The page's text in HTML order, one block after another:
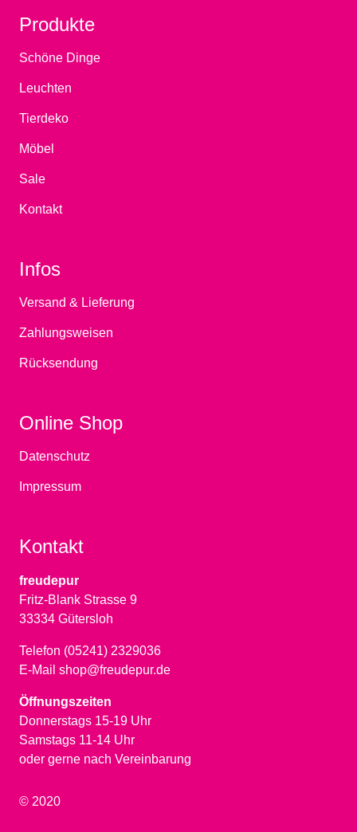
Produkte
Schöne Dinge
Leuchten
Tierdeko
Möbel
Sale
Kontakt
Infos
Versand & Lieferung
Zahlungsweisen
Rücksendung
Online Shop
Datenschutz
Impressum
Kontakt
freudepur
Fritz-Blank Strasse 9
33334 Gütersloh
Telefon (05241) 2329036
E-Mail shop@freudepur.de
Öffnungszeiten
Donnerstags 15-19 Uhr
Samstags 11-14 Uhr
oder gerne nach Vereinbarung
© 2020